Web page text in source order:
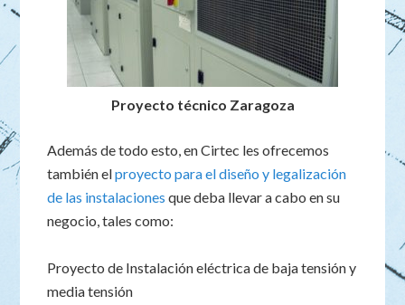
Proyecto técnico Zaragoza
Además de todo esto, en Cirtec les ofrecemos
también elproyecto para el diseño y legalización
de las instalaciones que deba llevar a cabo en su
negocio, tales como:
Proyecto de Instalación eléctrica de baja tensión y
media tensión